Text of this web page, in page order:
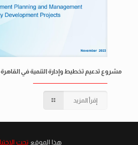
مشروع تدعيم تخطيط وإدارة التنمية في القاهرة
إقرأ المزيد
هذا الموقع تحت